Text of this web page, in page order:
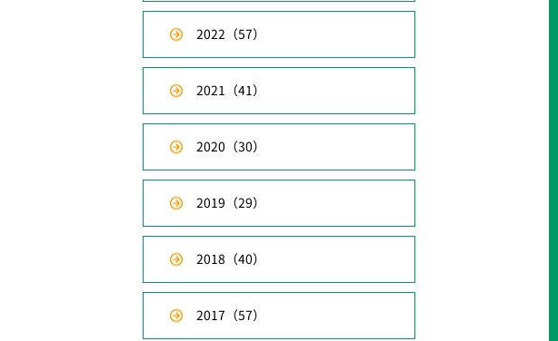
2022 （57）
2021 （41）
2020 （30）
2019 （29）
2018 （40）
2017 （57）